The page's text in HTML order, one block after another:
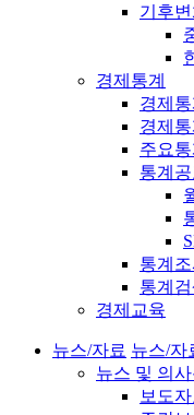
기후
경제통계
경제
경제
주요
통계
통계
통계검
경제교육
뉴스/자료 뉴스/자
뉴스 및 의
보도